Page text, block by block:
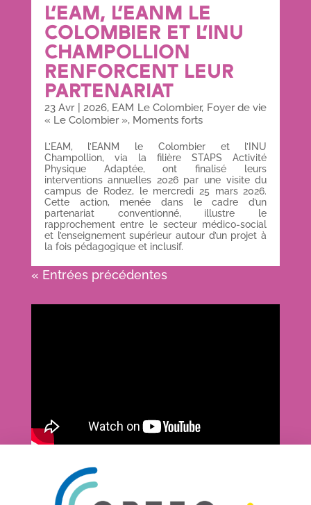
L’EAM, L’EANM LE
COLOMBIER ET L’INU
CHAMPOLLION
RENFORCENT LEUR
PARTENARIAT
23 Avr| 2026, EAM Le Colombier, Foyer de vie
« Le Colombier », Moments forts
L’EAM, l’EANM le Colombier et l’INU
Champollion, via la filière STAPS Activité
Physique Adaptée, ont finalisé leurs
interventions annuelles 2026 par une visite du
campus de Rodez, le mercredi 25 mars 2026.
Cette action, menée dans le cadre d’un
partenariat conventionné, illustre le
rapprochement entre le secteur médico-social
et l’enseignement supérieur autour d’un projet à
la fois pédagogique et inclusif.
« Entrées précédentes